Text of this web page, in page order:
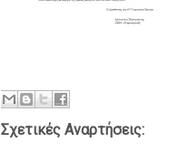
Σχετικές Αναρτήσεις: